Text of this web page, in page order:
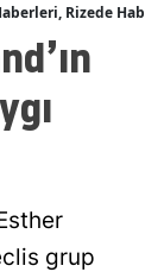
Rizede
grup